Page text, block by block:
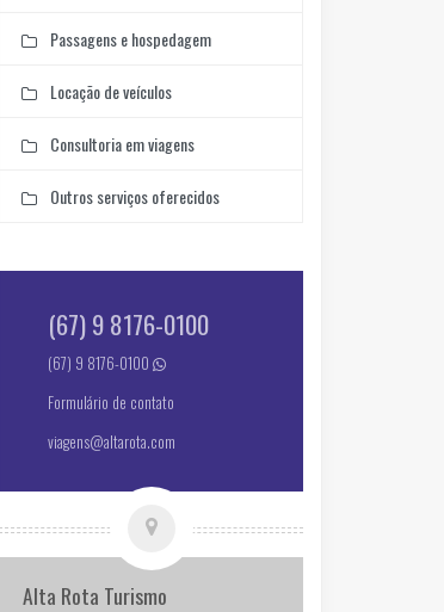
Passagens e hospedagem
Locação de veículos
Consultoria em viagens
Outros serviços oferecidos
(67) 9 8176-0100
(67) 9 8176-0100
Formulário de contato
viagens@altarota.com
Alta Rota Turismo